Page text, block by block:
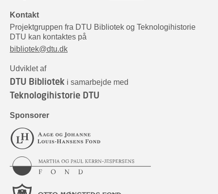
Kontakt
Projektgruppen fra DTU Bibliotek og Teknologihistorie
DTU kan kontaktes på
bibliotek@dtu.dk
Udviklet af
DTU Bibliotek i samarbejde med
Teknologihistorie DTU
Sponsorer